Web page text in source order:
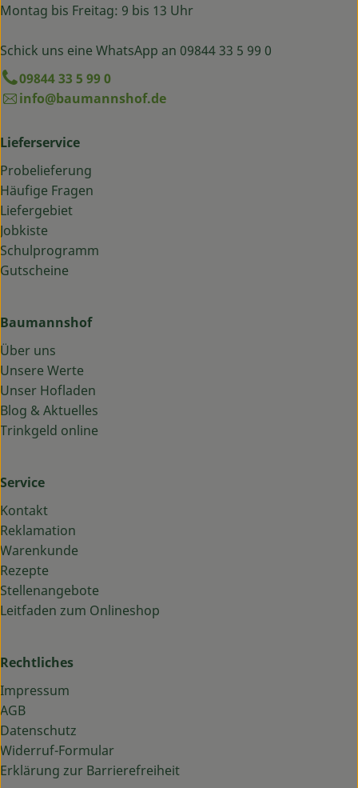
Montag bis Freitag: 9 bis 13 Uhr
Schick uns eine WhatsApp an 09844 33 5 99 0
09844 33 5 99 0
info@baumannshof.de
Lieferservice
Probelieferung
Häufige Fragen
Liefergebiet
Jobkiste
Schulprogramm
Gutscheine
Baumannshof
Über uns
Unsere Werte
Unser Hofladen
Blog & Aktuelles
Trinkgeld online
Service
Kontakt
Reklamation
Warenkunde
Rezepte
Stellenangebote
Leitfaden zum Onlineshop
Rechtliches
Impressum
AGB
Datenschutz
Widerruf-Formular
Erklärung zur Barrierefreiheit